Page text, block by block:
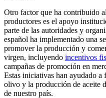
Otro factor que ha contribuido
productores es el apoyo
parte de las autoridades y
español ha implementado una
promover la producción y
virgen, incluyendo incentivos
campañas de promoción en
Estas iniciativas han ayudado
olivo y la producción de aceite
de nuestro país.